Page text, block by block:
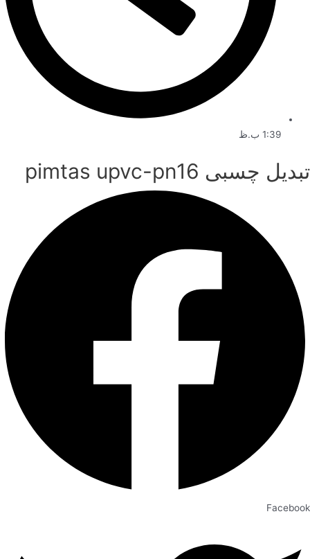
1:39 ب.ظ
تبدیل چسبی pimtas upvc-pn16
Facebook